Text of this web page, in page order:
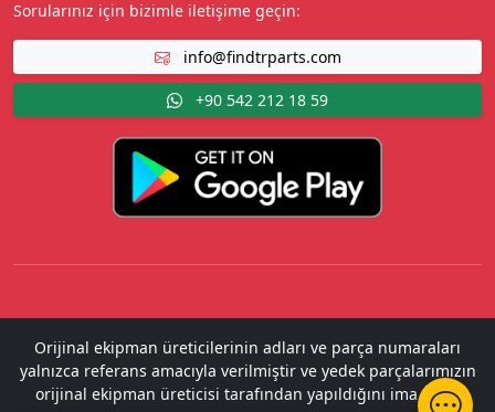
Sorularınız için bizimle iletişime geçin:
info@findtrparts.com
+90 542 212 18 59
Orijinal ekipman üreticilerinin adları ve parça numaraları
yalnızca referans amacıyla verilmiştir ve yedek parçalarımızın
orijinal ekipman üreticisi tarafından yapıldığını ima etme